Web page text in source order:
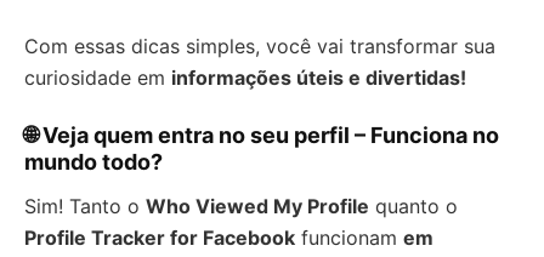
Com essas dicas simples, você vai transformar sua
curiosidade em informações úteis e divertidas!
🌐 Veja quem entra no seu perfil – Funciona no
mundo todo?
Sim! Tanto o Who Viewed My Profile quanto o
Profile Tracker for Facebook funcionam em